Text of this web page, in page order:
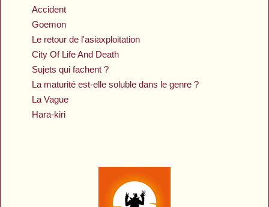
Accident
Goemon
Le retour de l'asiaxploitation
City Of Life And Death
Sujets qui fachent ?
La maturité est-elle soluble dans le genre ?
La Vague
Hara-kiri